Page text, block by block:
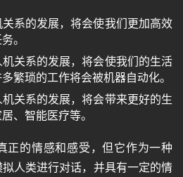
系的发展，将会使我们更加高效
。
关系的发展，将会使我们的生活
繁琐的工作将会被机器自动化。
关系的发展，将会带来更好的生
、智能医疗等。
正的情感和感受，但它作为一种
人类进行对话，并具有一定的情